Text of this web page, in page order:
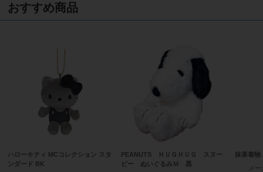
おすすめ商品
ハローキティ MCコレクション スタ
ンダード BK
PEANUTS ＨＵＧＨＵＧ スヌー
ピー ぬいぐるみＭ 黒
抹茶着物
メ